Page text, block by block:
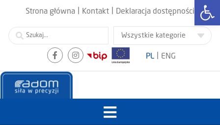
Strona główna Kontakt Deklaracja dostępności
PL ENG